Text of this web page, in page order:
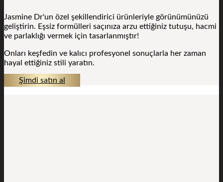
Jasmine Dr'un özel şekillendirici ürünleriyle görünümünüzü
geliştirin. Eşsiz formülleri saçınıza arzu ettiğiniz tutuşu, hacmi
ve parlaklığı vermek için tasarlanmıştır!
Onları keşfedin ve kalıcı profesyonel sonuçlarla her zaman
hayal ettiğiniz stili yaratın.
Şimdi satın al